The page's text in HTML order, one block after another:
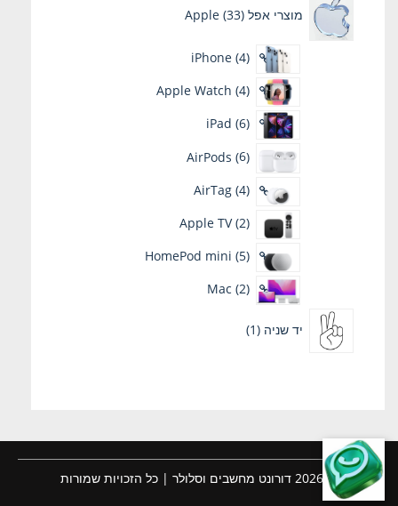
מוצרי אפל Apple 33
iPhone 4
Apple Watch 4
iPad 6
AirPods 6
AirTag 4
Apple TV 2
HomePod mini 5
Mac 2
יד שניה 1
© 2026 דורונט מחשבים וסלולר | כל הזכויות שמורות